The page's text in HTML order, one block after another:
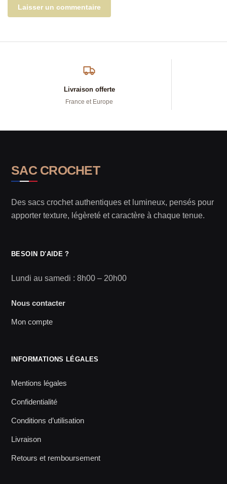
Livraison offerte
France et Europe
SAC CROCHET
Des sacs crochet authentiques et lumineux, pensés pour
apporter texture, légèreté et caractère à chaque tenue.
BESOIN D'AIDE ?
Lundi au samedi : 8h00 – 20h00
Nous contacter
Mon compte
INFORMATIONS LÉGALES
Mentions légales
Confidentialité
Conditions d’utilisation
Livraison
Retours et remboursement